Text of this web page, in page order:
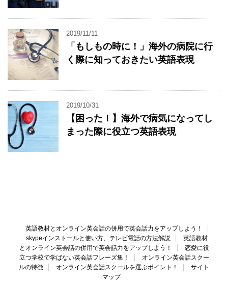
2019/11/11
「もしもの時に！」海外の病院に行
く際に知っておきたい英語表現
2019/10/31
【困った！】海外で病気になってし
まった際に役立つ英語表現
英語教材とオンライン英会話の併用で英会話力をアップしよう！
skypeインストールと使い方、テレビ電話の方法解説
英語教材
とオンライン英会話の併用で英会話力をアップしよう！
恋愛に役
立つ学校で学ばない英会話フレーズ集！
オンライン英会話スクー
ルの特徴
オンライン英会話スクールを選ぶポイント！
サイト
マップ